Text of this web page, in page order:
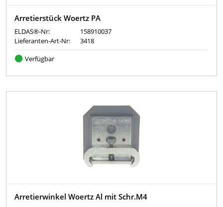
Arretierstück Woertz PA
ELDAS®-Nr:
158910037
Lieferanten-Art-Nr:
3418
Verfügbar
Arretierwinkel Woertz Al mit Schr.M4